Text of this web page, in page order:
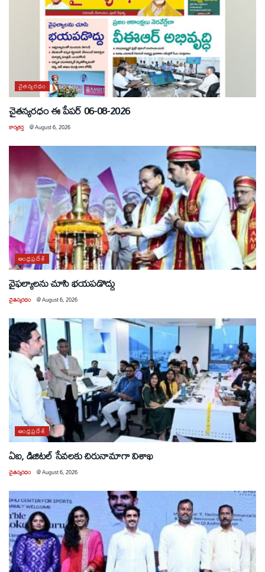
చైతన్యరధం
చైతన్యరధం ఈ పేపర్ 06-08-2026
కార్యకర్త @August 6, 2026
ఆంధ్రప్రదేశ్
వైఫల్యాలను చూసి భయపడొద్దు
చైతన్యరధం @August 6, 2026
ఆంధ్రప్రదేశ్
ఏఐ, డిజిటల్ సేవలకు చిరునామాగా విశాఖ
చైతన్యరధం @August 6, 2026